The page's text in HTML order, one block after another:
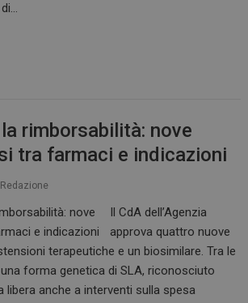
rimborsabilità: nove
tra farmaci e indicazioni
Redazione
Il CdA dell’Agenzia
approva quattro nuove
terapeutiche e un biosimilare. Tra le
forma genetica di SLA, riconosciuto
libera anche a interventi sulla spesa
Google LLC
.youtube.com